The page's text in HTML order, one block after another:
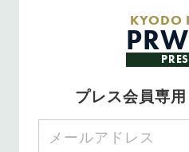
KYODO
プレス会員専